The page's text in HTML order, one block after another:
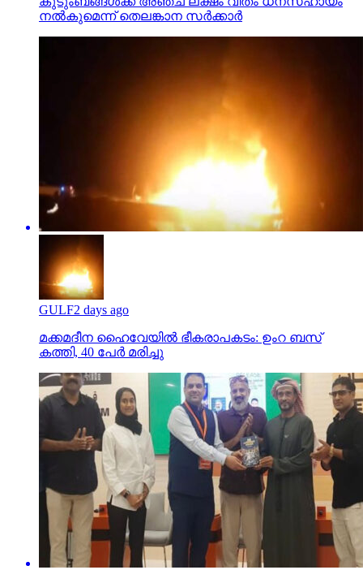
നല്‍കുമെന്ന് തെലങ്കാന സര്‍ക്കാര്‍
GULF2 days ago
മക്കമദീന ഹൈവേയില്‍ ഭീകരാപകടം: ഉംറ ബസ്
കത്തി, 40 പേര്‍ മരിച്ചു